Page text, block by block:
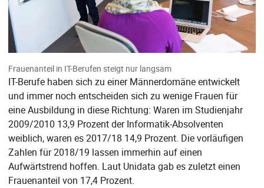
Frauenanteil in IT-Berufen steigt nur langsam
IT-Berufe haben sich zu einer Männerdomäne entwickelt
und immer noch entscheiden sich zu wenige Frauen für
eine Ausbildung in diese Richtung: Waren im Studienjahr
2009/2010 13,9 Prozent der Informatik-Absolventen
weiblich, waren es 2017/18 14,9 Prozent. Die vorläufigen
Zahlen für 2018/19 lassen immerhin auf einen
Aufwärtstrend hoffen. Laut Unidata gab es zuletzt einen
Frauenanteil von 17,4 Prozent.